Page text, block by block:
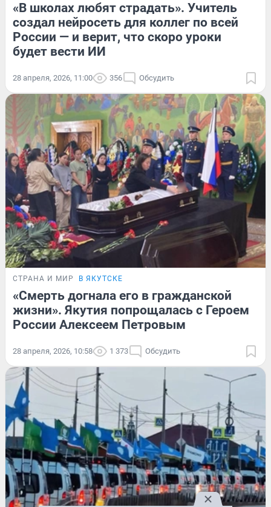
«В школах любят страдать». Учитель
создал нейросеть для коллег по всей
России — и верит, что скоро уроки
будет вести ИИ
28 апреля, 2026, 11:00 356 Обсудить
СТРАНА И МИР В ЯКУТСКЕ
«Смерть догнала его в гражданской
жизни». Якутия попрощалась с Героем
России Алексеем Петровым
28 апреля, 2026, 10:58 1 373 Обсудить